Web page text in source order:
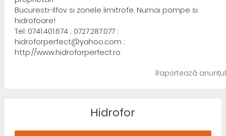
Bucuresti-Ilfov si zonele limitrofe. Numai pompe si
hidrofoare!
Tel: 0741.401.674 ; 0727.287.077 ;
hidroforperfect@yahoo.com ;
http://www.hidroforperfect.ro
Raportează anunțul
Hidrofor